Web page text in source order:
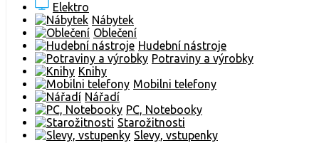
Elektro
Nábytek
Oblečení
Hudební nástroje
Potraviny a výrobky
Knihy
Mobilni telefony
Nářadí
PC, Notebooky
Starožitnosti
Slevy, vstupenky